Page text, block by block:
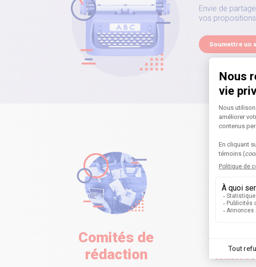
Envie de
vos
Soumettre un
Comités de
rédaction